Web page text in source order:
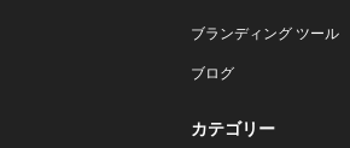
ブランディング ツール
ブログ
カテゴリー